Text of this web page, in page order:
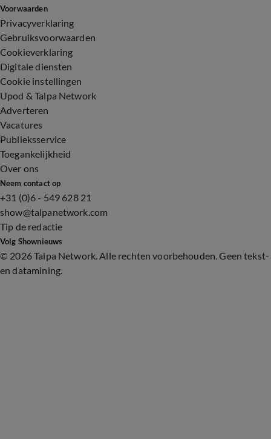
Voorwaarden
Privacyverklaring
Gebruiksvoorwaarden
Cookieverklaring
Digitale diensten
Cookie instellingen
Upod & Talpa Network
Adverteren
Vacatures
Publieksservice
Toegankelijkheid
Over ons
Neem contact op
+31 (0)6 - 549 628 21
show@talpanetwork.com
Tip de redactie
Volg Shownieuws
© 2026 Talpa Network. Alle rechten voorbehouden. Geen tekst-
en datamining.